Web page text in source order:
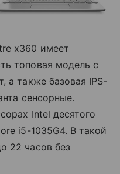
x360 имеет
топовая модель с
а также базовая IPS-
сенсорные.
Intel десятого
i5-1035G4. В такой
22 часов без